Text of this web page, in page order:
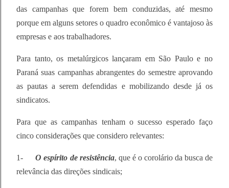
das campanhas que forem bem conduzidas, até mesmo
porque em alguns setores o quadro econômico é vantajoso às
empresas e aos trabalhadores.
Para tanto, os metalúrgicos lançaram em São Paulo e no
Paraná suas campanhas abrangentes do semestre aprovando
as pautas a serem defendidas e mobilizando desde já os
sindicatos.
Para que as campanhas tenham o sucesso esperado faço
cinco considerações que considero relevantes:
1- O espírito de resistência, que é o corolário da busca de
relevância das direções sindicais;